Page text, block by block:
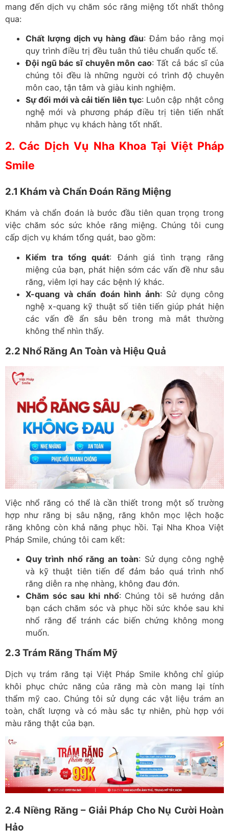
mang đến dịch vụ chăm sóc răng miệng tốt nhất thông
qua:
Chất lượng dịch vụ hàng đầu: Đảm bảo rằng mọi
quy trình điều trị đều tuân thủ tiêu chuẩn quốc tế.
Đội ngũ bác sĩ chuyên môn cao: Tất cả bác sĩ của
chúng tôi đều là những người có trình độ chuyên
môn cao, tận tâm và giàu kinh nghiệm.
Sự đổi mới và cải tiến liên tục: Luôn cập nhật công
nghệ mới và phương pháp điều trị tiên tiến nhất
nhằm phục vụ khách hàng tốt nhất.
2. Các Dịch Vụ Nha Khoa Tại Việt Pháp
Smile
2.1 Khám và Chẩn Đoán Răng Miệng
Khám và chẩn đoán là bước đầu tiên quan trọng trong
việc chăm sóc sức khỏe răng miệng. Chúng tôi cung
cấp dịch vụ khám tổng quát, bao gồm:
Kiểm tra tổng quát: Đánh giá tình trạng răng
miệng của bạn, phát hiện sớm các vấn đề như sâu
răng, viêm lợi hay các bệnh lý khác.
X-quang và chẩn đoán hình ảnh: Sử dụng công
nghệ x-quang kỹ thuật số tiên tiến giúp phát hiện
các vấn đề ẩn sâu bên trong mà mắt thường
không thể nhìn thấy.
2.2 Nhổ Răng An Toàn và Hiệu Quả
Việc nhổ răng có thể là cần thiết trong một số trường
hợp như răng bị sâu nặng, răng khôn mọc lệch hoặc
răng không còn khả năng phục hồi. Tại Nha Khoa Việt
Pháp Smile, chúng tôi cam kết:
Quy trình nhổ răng an toàn: Sử dụng công nghệ
và kỹ thuật tiên tiến để đảm bảo quá trình nhổ
răng diễn ra nhẹ nhàng, không đau đớn.
Chăm sóc sau khi nhổ: Chúng tôi sẽ hướng dẫn
bạn cách chăm sóc và phục hồi sức khỏe sau khi
nhổ răng để tránh các biến chứng không mong
muốn.
2.3 Trám Răng Thẩm Mỹ
Dịch vụ trám răng tại Việt Pháp Smile không chỉ giúp
khôi phục chức năng của răng mà còn mang lại tính
thẩm mỹ cao. Chúng tôi sử dụng các vật liệu trám an
toàn, chất lượng và có màu sắc tự nhiên, phù hợp với
màu răng thật của bạn.
2.4 Niềng Răng – Giải Pháp Cho Nụ Cười Hoàn
Hảo